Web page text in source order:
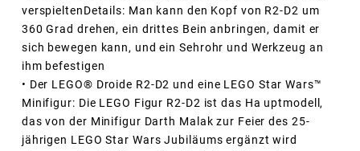
verspieltenDetails: Man kann den Kopf von R2-D2 um
360 Grad drehen, ein drittes Bein anbringen, damit er
sich bewegen kann, und ein Sehrohr und Werkzeug an
ihm befestigen
• Der LEGO® Droide R2-D2 und eine LEGO Star Wars™
Minifigur: Die LEGO Figur R2-D2 ist das Ha uptmodell,
das von der Minifigur Darth Malak zur Feier des 25-
jährigen LEGO Star Wars Jubiläums ergänzt wird